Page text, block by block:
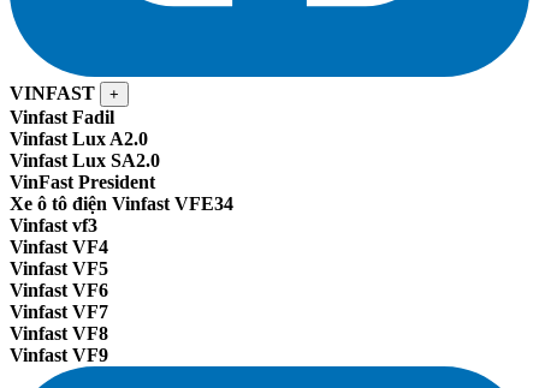
VINFAST +
Vinfast Fadil
Vinfast Lux A2.0
Vinfast Lux SA2.0
VinFast President
Xe ô tô điện Vinfast VFE34
Vinfast vf3
Vinfast VF4
Vinfast VF5
Vinfast VF6
Vinfast VF7
Vinfast VF8
Vinfast VF9